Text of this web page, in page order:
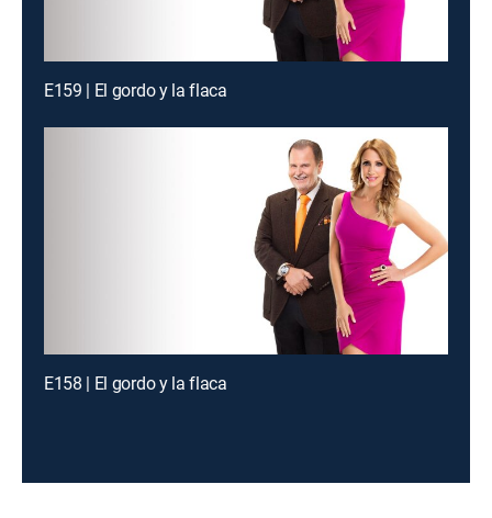
E159 | El gordo y la flaca
E158 | El gordo y la flaca